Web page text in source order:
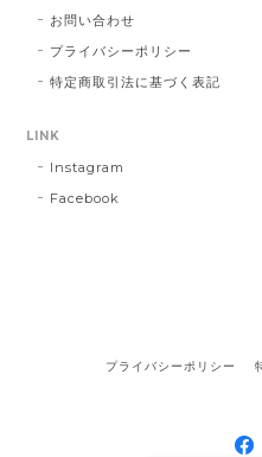
お問い合わせ
プライバシーポリシー
特定商取引法に基づく表記
LINK
Instagram
Facebook
プライバシーポリシー